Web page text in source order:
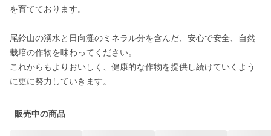
を育てております。
尾鈴山の湧水と日向灘のミネラル分を含んだ、安心で安全、自然
栽培の作物を味わってください。
これからもよりおいしく、健康的な作物を提供し続けていくよう
に更に努力していきます。
販売中の商品